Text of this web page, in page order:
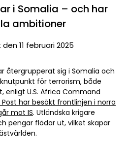
i Somalia – och har
ambitioner
11 februari 2025
återgrupperat sig i Somalia och
för terrorism, både
enligt U.S. Africa Command
har besökt frontlinjen i norra
mot IS. Utländska krigare
pengar flödar ut, vilket skapar